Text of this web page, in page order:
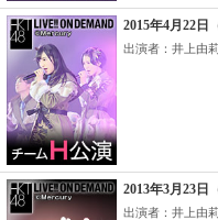
2015年4月22日
出演者：井上由
2013年3月23日
出演者：井上由